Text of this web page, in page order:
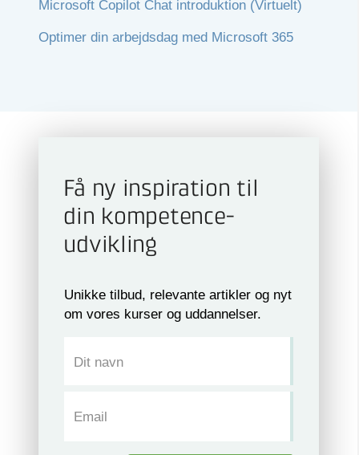
Microsoft Copilot Chat introduktion (Virtuelt)
Optimer din arbejdsdag med Microsoft 365
Få ny inspiration til
din kompetence­
udvikling
Unikke tilbud, relevante artikler og nyt
om vores kurser og uddannelser.
Dit navn
Email